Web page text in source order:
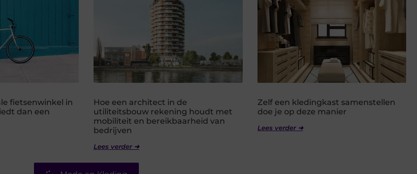
fietsenwinkel in
dan een
Hoe een architect in de
utiliteitsbouw rekening houdt met
mobiliteit en bereikbaarheid van
bedrijven
Lees verder ➜
Zelf een kledingkast samenstellen
doe je op deze manier
Lees verder ➜